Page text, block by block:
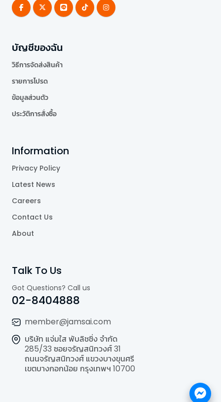
บัญชีของฉัน
วิธีการจัดส่งสินค้า
รายการโปรด
ข้อมูลส่วนตัว
ประวัติการสั่งซื้อ
Information
Privacy Policy
Latest News
Careers
Contact Us
About
Talk To Us
Got Questions? Call us
02-8404888
member@jamsai.com
บริษัท แจ่มใส พับลิชชิ่ง จำกัด
285/33 ซอยจรัญสนิทวงศ์ 31
ถนนจรัญสนิทวงศ์ แขวงบางขุนศรี
เขตบางกอกน้อย กรุงเทพฯ 10700